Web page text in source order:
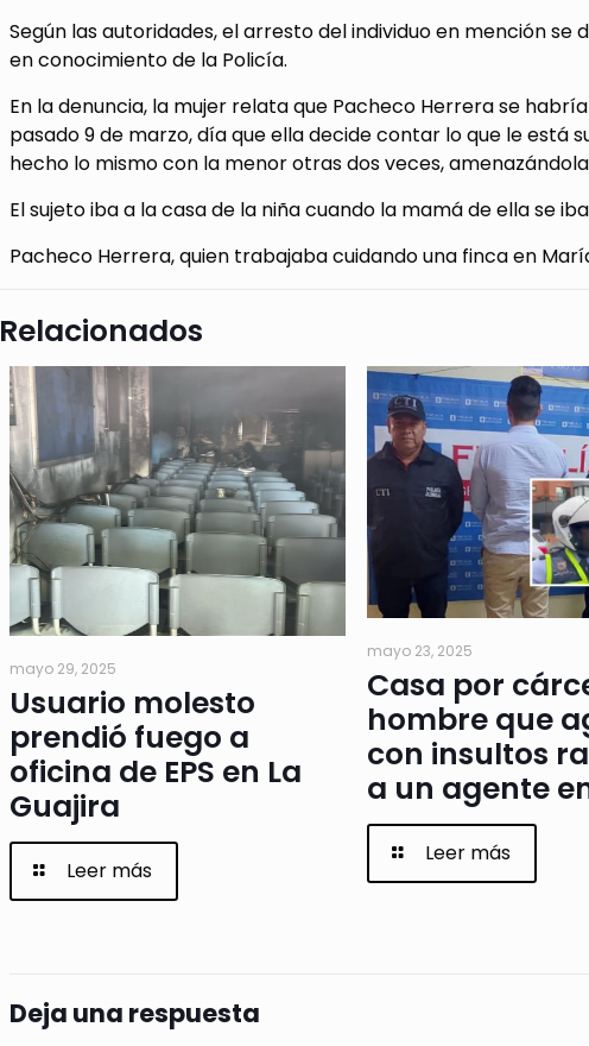
Según las autoridades, el arresto del individuo en mención
en conocimiento de la Policía.
En la denuncia, la mujer relata que Pacheco Herrera se
pasado 9 de marzo, día que ella decide contar lo que le está
hecho lo mismo con la menor otras dos veces,
El sujeto iba a la casa de la niña cuando la mamá de ella se
Pacheco Herrera, quien trabajaba cuidando una finca en
Relacionados
mayo 29, 2025
Usuario molesto
prendió fuego a
oficina de EPS en La
Guajira
Leer más
mayo 23, 2025
Casa por
hombre que
con insultos
a un agente
Leer más
Deja una respuesta